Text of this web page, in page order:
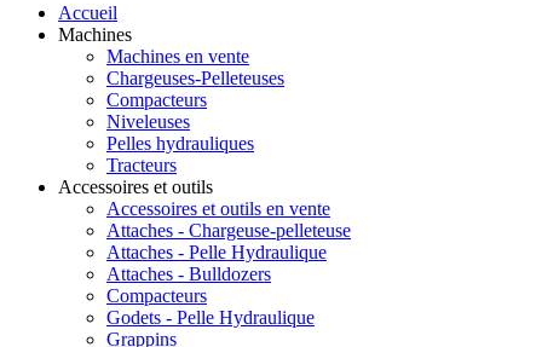
Accueil
Machines
Machines en vente
Chargeuses-Pelleteuses
Compacteurs
Niveleuses
Pelles hydrauliques
Tracteurs
Accessoires et outils
Accessoires et outils en vente
Attaches - Chargeuse-pelleteuse
Attaches - Pelle Hydraulique
Attaches - Bulldozers
Compacteurs
Godets - Pelle Hydraulique
Grappins